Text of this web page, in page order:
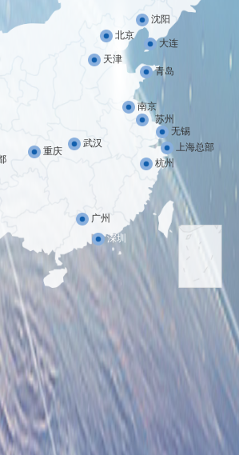
沈阳
北京
大连
天津
青岛
南京
苏州
无锡
武汉
上海总部
重庆
杭州
广州
深圳